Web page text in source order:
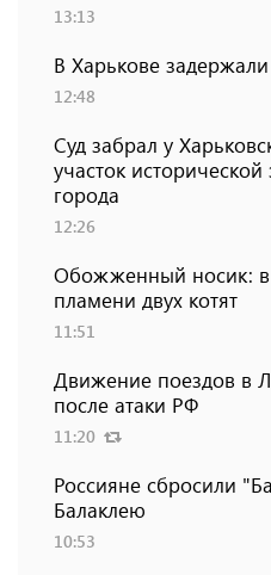
13:13
В Харькове
12:48
Суд забрал у
участок
города
12:26
Обожженный носик: в
пламени двух котят
11:51
Движение поездов в
после атаки РФ
11:20
Россияне сбросили
Балаклею
10:53